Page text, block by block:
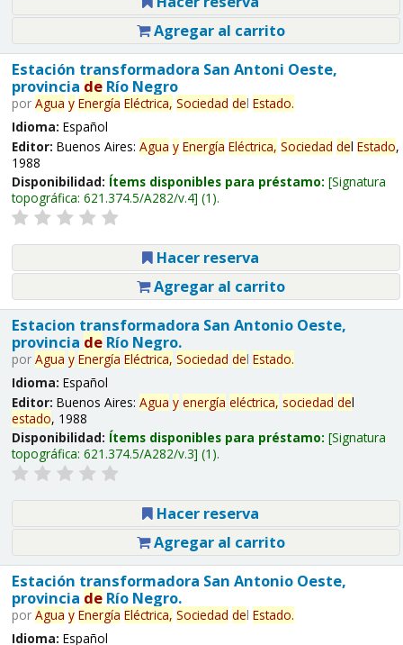
Agregar al carrito
Estación transformadora San Antoni Oeste,
provincia deRío Negro
por Agua y Energía Eléctrica, Sociedad del Estado.
Idioma: Español
Editor: Buenos Aires: Agua y Energía Eléctrica, Sociedad del Estado,
1988
Disponibilidad: Ítems disponibles para préstamo: Signatura
topográfica: 621.374.5/A282/v.4 (1).
Hacer reserva
Agregar al carrito
Estacion transformadora San Antonio Oeste,
provincia deRío Negro.
por Agua y Energía Eléctrica, Sociedad del Estado.
Idioma: Español
Editor: Buenos Aires: Agua y energía eléctrica, sociedad del
estado, 1988
Disponibilidad: Ítems disponibles para préstamo: Signatura
topográfica: 621.374.5/A282/v.3 (1).
Hacer reserva
Agregar al carrito
Estación transformadora San Antonio Oeste,
provincia deRío Negro.
por Agua y Energía Eléctrica, Sociedad del Estado.
Idioma: Español